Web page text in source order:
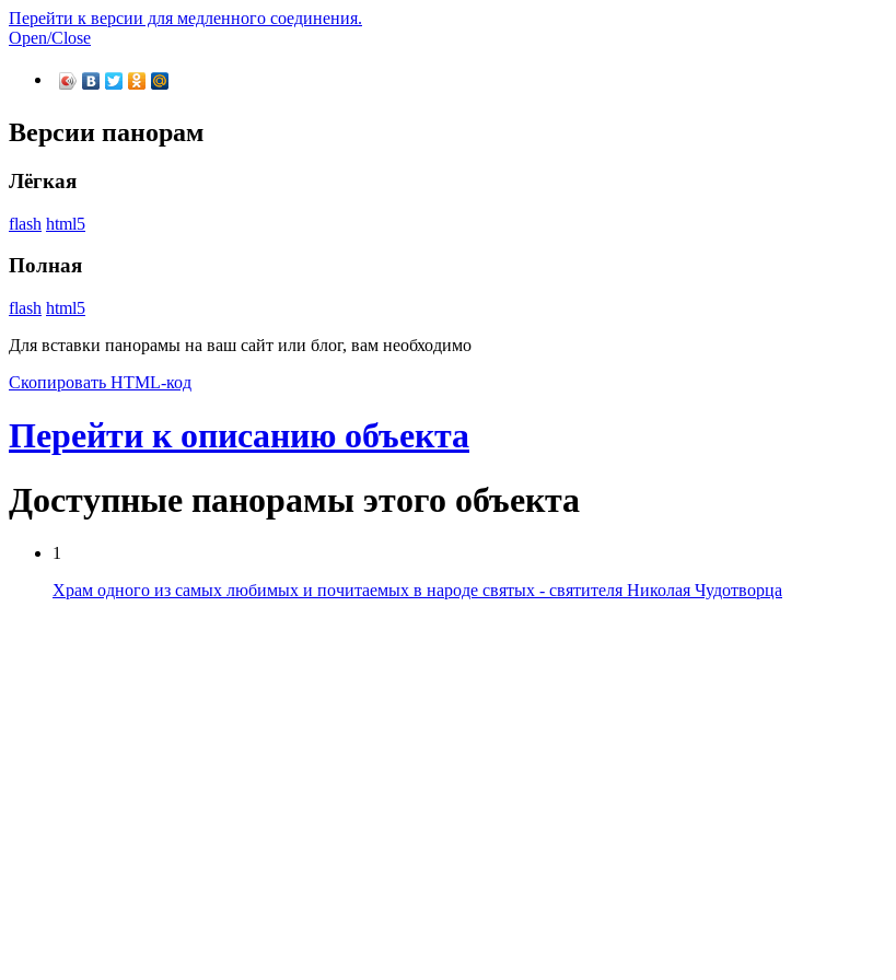
Перейти к версии для медленного соединения.
Open/Close
Версии панорам
Лёгкая
flash html5
Полная
flash html5
Для вставки панорамы на ваш сайт или блог, вам необходимо
Скопировать HTML-код
Перейти к описанию объекта
Доступные панорамы этого объекта
1
Храм одного из самых любимых и почитаемых в народе святых - святителя Николая Чудотворца